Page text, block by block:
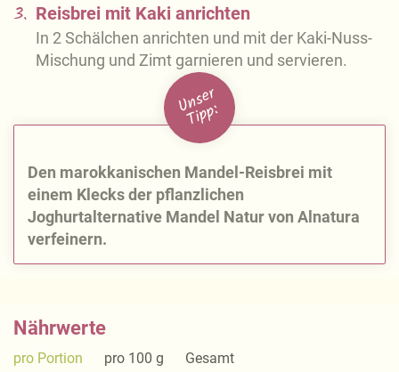
3. Reisbrei mit Kaki anrichten
In 2 Schälchen anrichten und mit der Kaki-Nuss-
Mischung und Zimt garnieren und servieren.
U
n
s
e
r
Ti
p
p:
Den marokkanischen Mandel-Reisbrei mit
einem Klecks der pflanzlichen
Joghurtalternative Mandel Natur von Alnatura
verfeinern.
Nährwerte
pro Portion pro 100 g Gesamt